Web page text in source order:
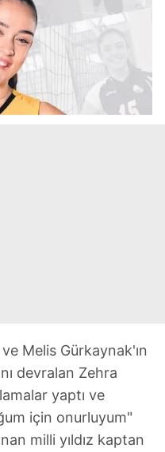
Melis Gürkaynak'ın
devralan Zehra
yaptı ve
için onurluyum"
milli yıldız kaptan